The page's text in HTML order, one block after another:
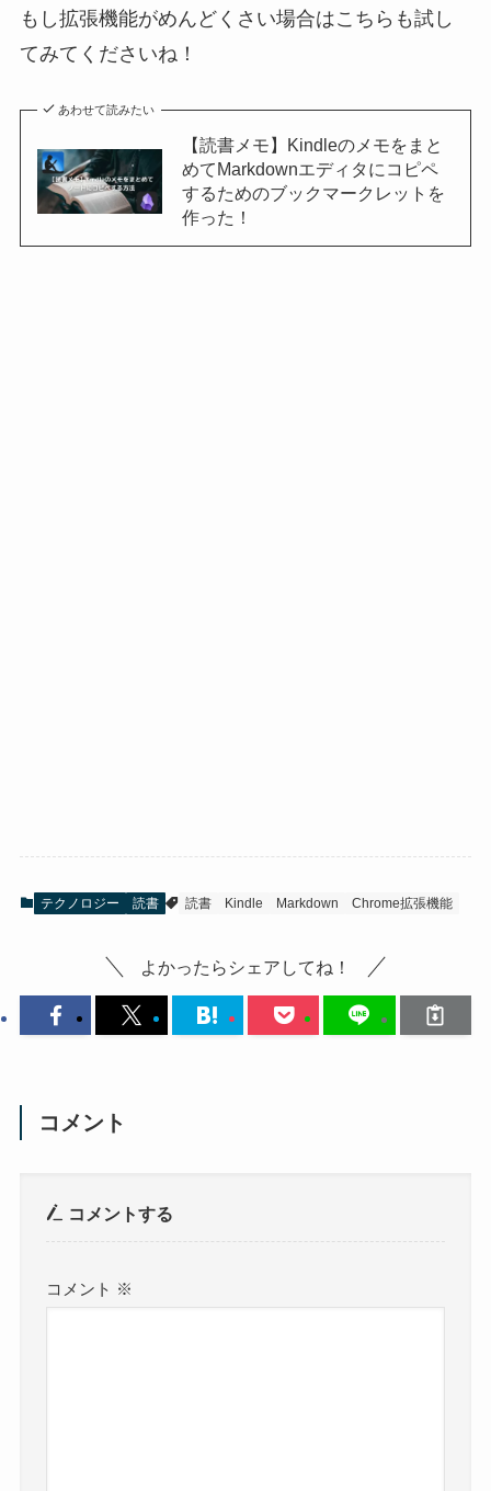
もし拡張機能がめんどくさい場合はこちらも試し
てみてくださいね！
あわせて読みたい
【読書メモ】Kindleのメモをまと
めてMarkdownエディタにコピペ
するためのブックマークレットを
作った！
テクノロジー 読書 読書 Kindle Markdown Chrome拡張機能
よかったらシェアしてね！
コメント
コメントする
コメント ※